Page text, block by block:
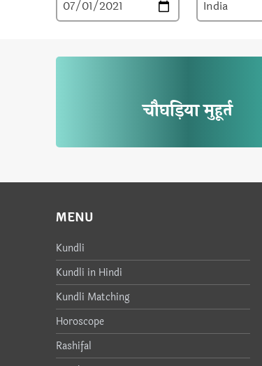
चौघड़िया मुहूर्त
MENU
Kundli
Kundli in Hindi
Kundli Matching
Horoscope
Rashifal